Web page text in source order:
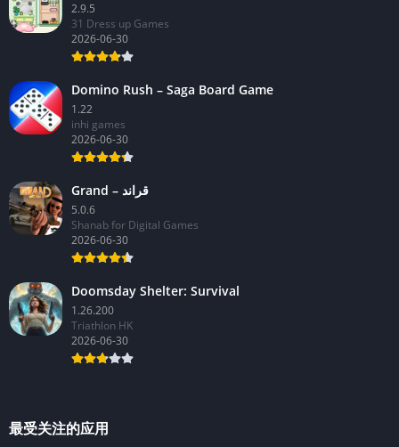
2.9.5
31 Dress up Games
2026-06-30
Domino Rush – Saga Board Game
1.22
inhi games
2026-06-30
Grand – قراند
5.0.6
Shanab for Digital Games
2026-06-30
Doomsday Shelter: Survival
1.26.200
Triathlon HK
2026-06-30
最受关注的应用